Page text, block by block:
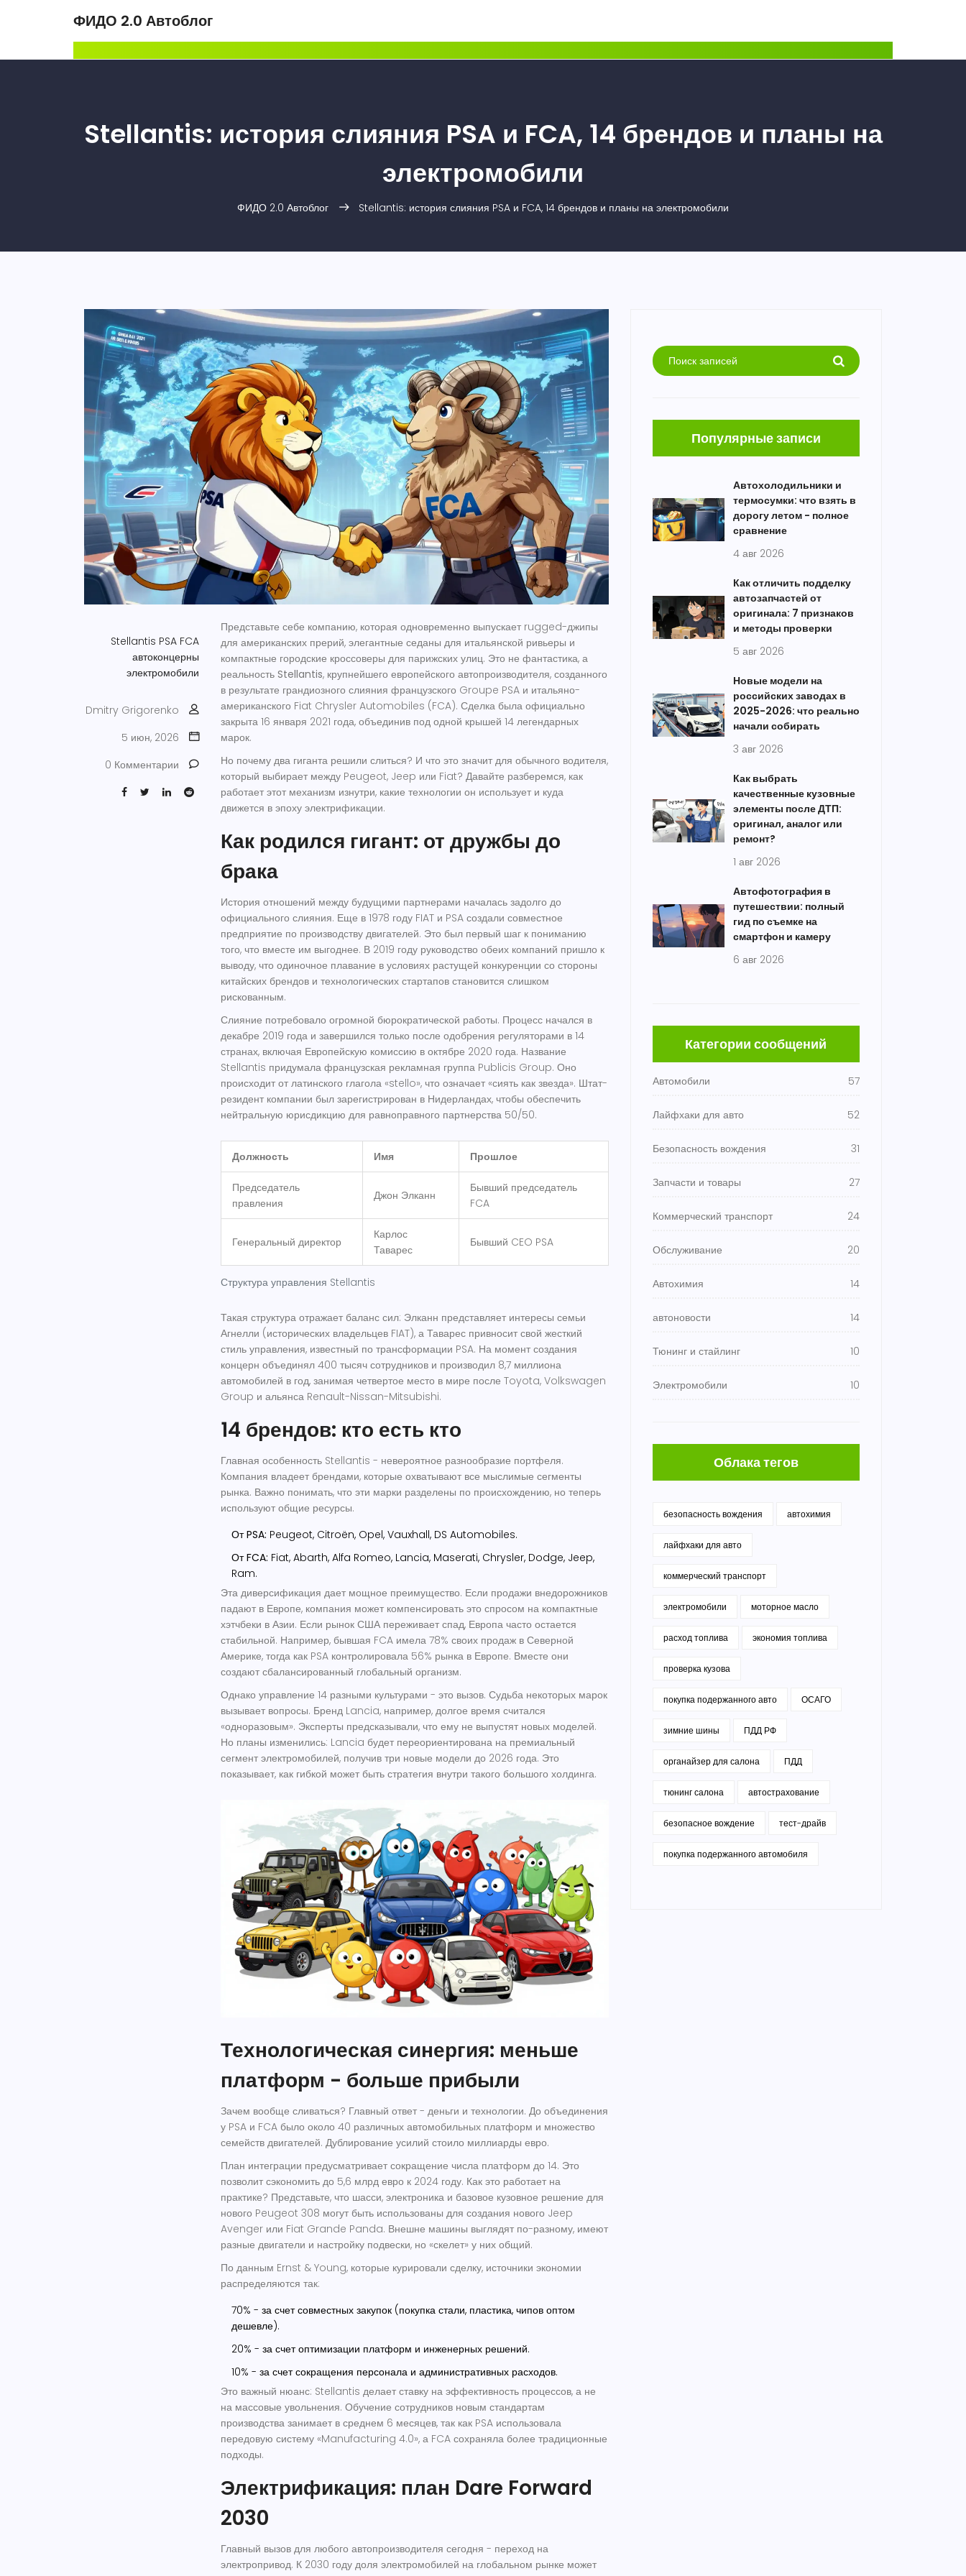
ФИДО 2.0 Автоблог
Stellantis: история слияния PSA и FCA, 14 брендов и планы на
электромобили
ФИДО 2.0 Автоблог Stellantis: история слияния PSA и FCA, 14 брендов и планы на электромобили
Stellantis PSA FCA
автоконцерны
электромобили
Dmitry Grigorenko
5 июн, 2026
0 Комментарии
Представьте себе компанию, которая одновременно выпускает rugged-джипы
для американских прерий, элегантные седаны для итальянской ривьеры и
компактные городские кроссоверы для парижских улиц. Это не фантастика, а
реальность Stellantis, крупнейшего европейского автопроизводителя, созданного
в результате грандиозного слияния французского Groupe PSA и итальяно-
американского Fiat Chrysler Automobiles (FCA). Сделка была официально
закрыта 16 января 2021 года, объединив под одной крышей 14 легендарных
марок.
Но почему два гиганта решили слиться? И что это значит для обычного водителя,
который выбирает между Peugeot, Jeep или Fiat? Давайте разберемся, как
работает этот механизм изнутри, какие технологии он использует и куда
движется в эпоху электрификации.
Как родился гигант: от дружбы до
брака
История отношений между будущими партнерами началась задолго до
официального слияния. Еще в 1978 году FIAT и PSA создали совместное
предприятие по производству двигателей. Это был первый шаг к пониманию
того, что вместе им выгоднее. В 2019 году руководство обеих компаний пришло к
выводу, что одиночное плавание в условиях растущей конкуренции со стороны
китайских брендов и технологических стартапов становится слишком
рискованным.
Слияние потребовало огромной бюрократической работы. Процесс начался в
декабре 2019 года и завершился только после одобрения регуляторами в 14
странах, включая Европейскую комиссию в октябре 2020 года. Название
Stellantis придумала французская рекламная группа Publicis Group. Оно
происходит от латинского глагола «stello», что означает «сиять как звезда». Штат-
резидент компании был зарегистрирован в Нидерландах, чтобы обеспечить
нейтральную юрисдикцию для равноправного партнерства 50/50.
Структура управления Stellantis
Должность Имя Прошлое
Председатель
правления
Джон Элканн
Бывший председатель
FCA
Генеральный директор
Карлос
Таварес
Бывший CEO PSA
Такая структура отражает баланс сил: Элканн представляет интересы семьи
Агнелли (исторических владельцев FIAT), а Таварес привносит свой жесткий
стиль управления, известный по трансформации PSA. На момент создания
концерн объединял 400 тысяч сотрудников и производил 8,7 миллиона
автомобилей в год, занимая четвертое место в мире после Toyota, Volkswagen
Group и альянса Renault-Nissan-Mitsubishi.
14 брендов: кто есть кто
Главная особенность Stellantis - невероятное разнообразие портфеля.
Компания владеет брендами, которые охватывают все мыслимые сегменты
рынка. Важно понимать, что эти марки разделены по происхождению, но теперь
используют общие ресурсы.
От PSA: Peugeot, Citroën, Opel, Vauxhall, DS Automobiles.
От FCA: Fiat, Abarth, Alfa Romeo, Lancia, Maserati, Chrysler, Dodge, Jeep,
Ram.
Эта диверсификация дает мощное преимущество. Если продажи внедорожников
падают в Европе, компания может компенсировать это спросом на компактные
хэтчбеки в Азии. Если рынок США переживает спад, Европа часто остается
стабильной. Например, бывшая FCA имела 78% своих продаж в Северной
Америке, тогда как PSA контролировала 56% рынка в Европе. Вместе они
создают сбалансированный глобальный организм.
Однако управление 14 разными культурами - это вызов. Судьба некоторых марок
вызывает вопросы. Бренд Lancia, например, долгое время считался
«одноразовым». Эксперты предсказывали, что ему не выпустят новых моделей.
Но планы изменились: Lancia будет переориентирована на премиальный
сегмент электромобилей, получив три новые модели до 2026 года. Это
показывает, как гибкой может быть стратегия внутри такого большого холдинга.
Технологическая синергия: меньше
платформ - больше прибыли
Зачем вообще сливаться? Главный ответ - деньги и технологии. До объединения
у PSA и FCA было около 40 различных автомобильных платформ и множество
семейств двигателей. Дублирование усилий стоило миллиарды евро.
План интеграции предусматривает сокращение числа платформ до 14. Это
позволит сэкономить до 5,6 млрд евро к 2024 году. Как это работает на
практике? Представьте, что шасси, электроника и базовое кузовное решение для
нового Peugeot 308 могут быть использованы для создания нового Jeep
Avenger или Fiat Grande Panda. Внешне машины выглядят по-разному, имеют
разные двигатели и настройку подвески, но «скелет» у них общий.
По данным Ernst & Young, которые курировали сделку, источники экономии
распределяются так:
70% - за счет совместных закупок (покупка стали, пластика, чипов оптом
дешевле).
20% - за счет оптимизации платформ и инженерных решений.
10% - за счет сокращения персонала и административных расходов.
Это важный нюанс: Stellantis делает ставку на эффективность процессов, а не
на массовые увольнения. Обучение сотрудников новым стандартам
производства занимает в среднем 6 месяцев, так как PSA использовала
передовую систему «Manufacturing 4.0», а FCA сохраняла более традиционные
подходы.
Электрификация: план Dare Forward
2030
Главный вызов для любого автопроизводителя сегодня - переход на
электропривод. К 2030 году доля электромобилей на глобальном рынке может
Популярные записи
Автохолодильники и
термосумки: что взять в
дорогу летом - полное
сравнение
4 авг 2026
Как отличить подделку
автозапчастей от
оригинала: 7 признаков
и методы проверки
5 авг 2026
Новые модели на
российских заводах в
2025-2026: что реально
начали собирать
3 авг 2026
Как выбрать
качественные кузовные
элементы после ДТП:
оригинал, аналог или
ремонт?
1 авг 2026
Автофотография в
путешествии: полный
гид по съемке на
смартфон и камеру
6 авг 2026
Категории сообщений
Автомобили 57
Лайфхаки для авто 52
Безопасность вождения 31
Запчасти и товары 27
Коммерческий транспорт 24
Обслуживание 20
Автохимия 14
автоновости 14
Тюнинг и стайлинг 10
Электромобили 10
Облака тегов
безопасность вождения автохимия
лайфхаки для авто
коммерческий транспорт
электромобили моторное масло
расход топлива экономия топлива
проверка кузова
покупка подержанного авто ОСАГО
зимние шины ПДД РФ
органайзер для салона ПДД
тюнинг салона автострахование
безопасное вождение тест-драйв
покупка подержанного автомобиля